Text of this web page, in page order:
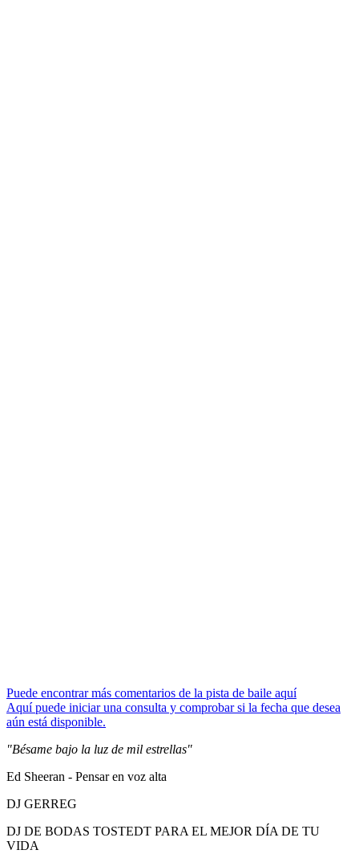
Puede encontrar más comentarios de la pista de baile aquí
Aquí puede iniciar una consulta y comprobar si la fecha que desea
aún está disponible.
"Bésame bajo la luz de mil estrellas"
Ed Sheeran - Pensar en voz alta
DJ GERREG
DJ DE BODAS TOSTEDT PARA EL MEJOR DÍA DE TU
VIDA